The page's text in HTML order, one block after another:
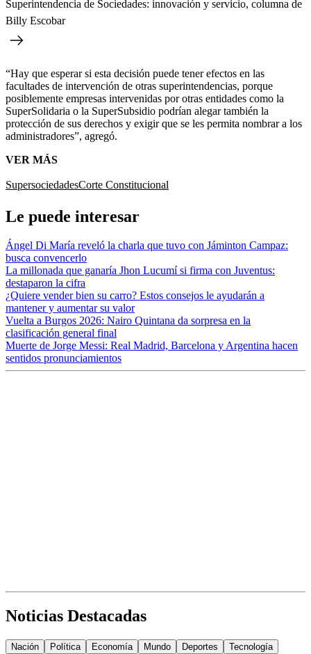
Superintendencia de Sociedades: innovación y servicio, columna de
Billy Escobar
“Hay que esperar si esta decisión puede tener efectos en las
facultades de intervención de otras superintendencias, porque
posiblemente empresas intervenidas por otras entidades como la
SuperSolidaria o la SuperSubsidio podrían alegar también la
protección de sus derechos y exigir que se les permita nombrar a los
administradores”, agregó.
VER MÁS
SupersociedadesCorte Constitucional
Le puede interesar
Ángel Di María reveló la charla que tuvo con Jáminton Campaz:
busca convencerlo
La millonada que ganaría Jhon Lucumí si firma con Juventus:
destaparon la cifra
¿Quiere vender bien su carro? Estos consejos le ayudarán a
mantener y aumentar su valor
Vuelta a Burgos 2026: Nairo Quintana da sorpresa en la
clasificación general final
Muerte de Jorge Messi: Real Madrid, Barcelona y Argentina hacen
sentidos pronunciamientos
Noticias Destacadas
Nación Política Economía Mundo Deportes
Tecnología